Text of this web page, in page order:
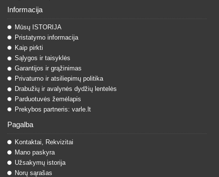
Informacija
Mūsų ISTORIJA
Pristatymo informacija
Kaip pirkti
Sąlygos ir taisyklės
Garantijos ir grąžinimas
Privatumo ir atsiliepimų politika
Drabužių ir avalynės dydžių lentelės
Parduotuvės žemėlapis
Prekybos partneris: varle.lt
Pagalba
Kontaktai, Rekvizitai
Mano paskyra
Užsakymų istorija
Norų sąrašas